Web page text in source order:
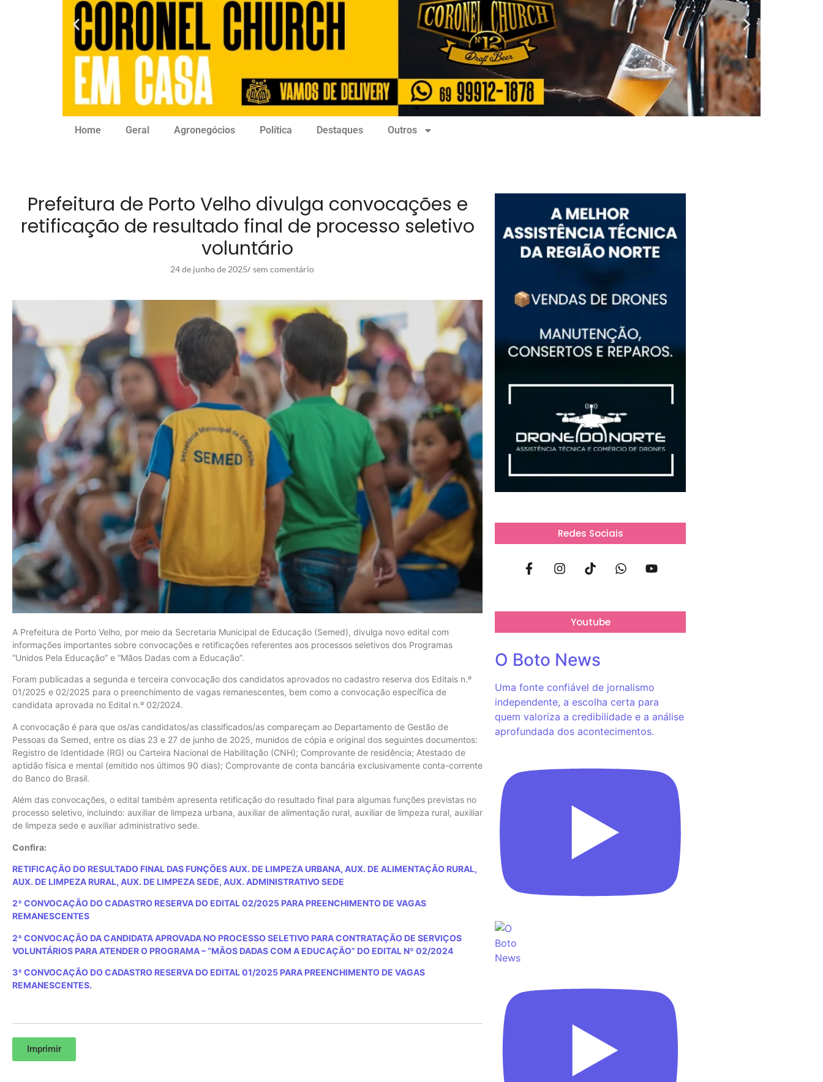
Home Geral Agronegócios Política Destaques Outros
Prefeitura de Porto Velho divulga convocações e
retificação de resultado final de processo seletivo
voluntário
24 de junho de 2025/ sem comentário
A Prefeitura de Porto Velho, por meio da Secretaria Municipal de Educação (Semed), divulga novo edital com
informações importantes sobre convocações e retificações referentes aos processos seletivos dos Programas
“Unidos Pela Educação” e “Mãos Dadas com a Educação”.
Foram publicadas a segunda e terceira convocação dos candidatos aprovados no cadastro reserva dos Editais n.º
01/2025 e 02/2025 para o preenchimento de vagas remanescentes, bem como a convocação específica de
candidata aprovada no Edital n.º 02/2024.
A convocação é para que os/as candidatos/as classificados/as compareçam ao Departamento de Gestão de
Pessoas da Semed, entre os dias 23 e 27 de junho de 2025, munidos de cópia e original dos seguintes documentos:
Registro de Identidade (RG) ou Carteira Nacional de Habilitação (CNH); Comprovante de residência; Atestado de
aptidão física e mental (emitido nos últimos 90 dias); Comprovante de conta bancária exclusivamente conta-corrente
do Banco do Brasil.
Além das convocações, o edital também apresenta retificação do resultado final para algumas funções previstas no
processo seletivo, incluindo: auxiliar de limpeza urbana, auxiliar de alimentação rural, auxiliar de limpeza rural, auxiliar
de limpeza sede e auxiliar administrativo sede.
Confira:
RETIFICAÇÃO DO RESULTADO FINAL DAS FUNÇÕES AUX. DE LIMPEZA URBANA, AUX. DE ALIMENTAÇÃO RURAL,
AUX. DE LIMPEZA RURAL, AUX. DE LIMPEZA SEDE, AUX. ADMINISTRATIVO SEDE
2ª CONVOCAÇÃO DO CADASTRO RESERVA DO EDITAL 02/2025 PARA PREENCHIMENTO DE VAGAS
REMANESCENTES
2ª CONVOCAÇÃO DA CANDIDATA APROVADA NO PROCESSO SELETIVO PARA CONTRATAÇÃO DE SERVIÇOS
VOLUNTÁRIOS PARA ATENDER O PROGRAMA – “MÃOS DADAS COM A EDUCAÇÃO” DO EDITAL Nº 02/2024
3ª CONVOCAÇÃO DO CADASTRO RESERVA DO EDITAL 01/2025 PARA PREENCHIMENTO DE VAGAS
REMANESCENTES.
Imprimir
Redes Sociais
Youtube
O Boto News
Uma fonte confiável de jornalismo
independente, a escolha certa para
quem valoriza a credibilidade e a análise
aprofundada dos acontecimentos.